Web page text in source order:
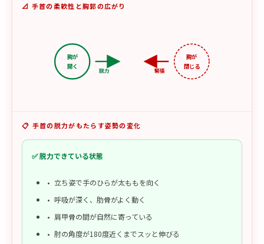
📐 手首の柔軟性と胸郭の広がり
胸が
開く
脱力
胸が
閉じる
緊張
📋 手首の脱力がもたらす姿勢の変化
✅ 脱力できている状態
立ち姿で手のひらが太ももを向く
呼吸が深く、肋骨がよく動く
肩甲骨の間が自然に寄っている
肘の角度が180度近くまでスッと伸びる